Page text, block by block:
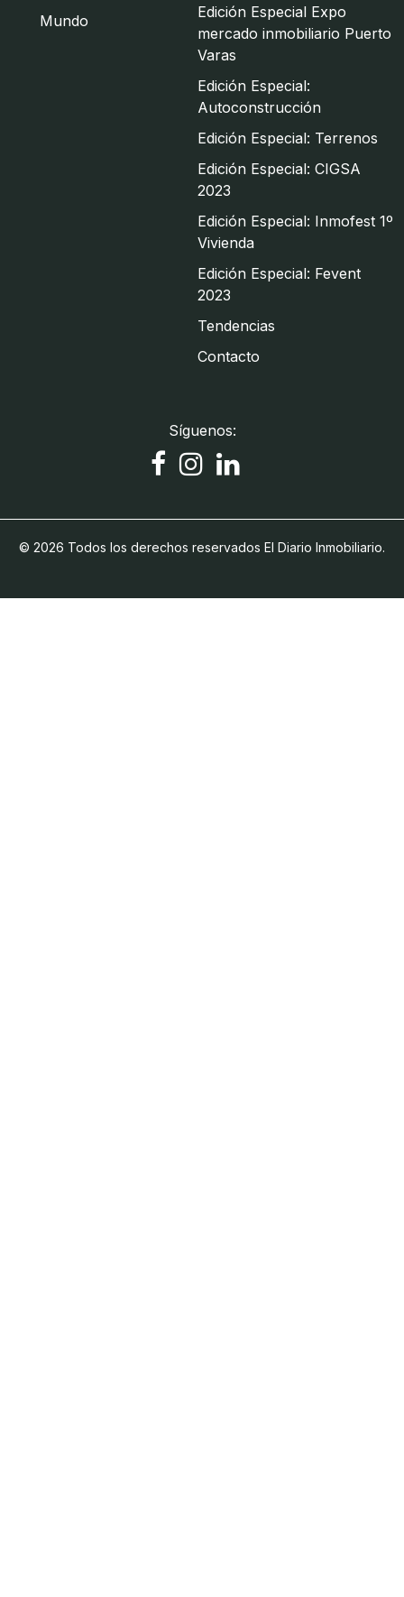
Mundo
Edición Especial Expo
mercado inmobiliario Puerto
Varas
Edición Especial:
Autoconstrucción
Edición Especial: Terrenos
Edición Especial: CIGSA
2023
Edición Especial: Inmofest 1º
Vivienda
Edición Especial: Fevent
2023
Tendencias
Contacto
Síguenos:
© 2026 Todos los derechos reservados El Diario Inmobiliario.